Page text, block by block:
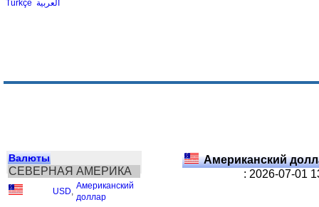
Türkçe العربية
Валюты
СЕВЕРНАЯ АМЕРИКА
USD
Американский
доллар
Американский
: 2026-07-01